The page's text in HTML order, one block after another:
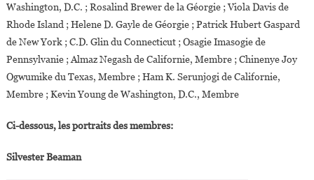
Washington, D.C. ; Rosalind Brewer de la Géorgie ; Viola Davis de
Rhode Island ; Helene D. Gayle de Géorgie ; Patrick Hubert Gaspard
de New York ; C.D. Glin du Connecticut ; Osagie Imasogie de
Pennsylvanie ; Almaz Negash de Californie, Membre ; Chinenye Joy
Ogwumike du Texas, Membre ; Ham K. Serunjogi de Californie,
Membre ; Kevin Young de Washington, D.C., Membre
Ci-dessous, les portraits des membres:
Silvester Beaman